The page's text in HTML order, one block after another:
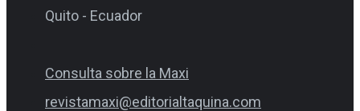
Quito - Ecuador
Consulta sobre la Maxi
revistamaxi@editorialtaquina.com